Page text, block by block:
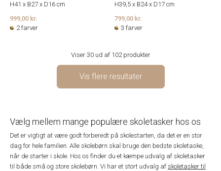
H41 x B27 x D16 cm
999,00 kr.
2 farver
H39,5 x B24 x D17 cm
799,00 kr.
3 farver
Viser 30 ud af 102 produkter
Vis flere resultater
Vælg mellem mange populære skoletasker hos os
Det er vigtigt at være godt forberedt på skolestarten, da det er en stor
dag for hele familien. Alle skolebørn skal bruge den bedste skoletaske,
når de starter i skole. Hos os finder du et kæmpe udvalg af skoletasker
til både små og store skolebørn. Vi har et stort udvalg af skoletasker til